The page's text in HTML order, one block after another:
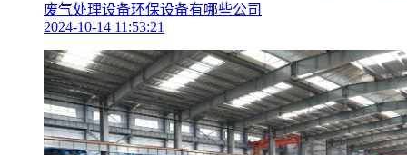
废气处理设备环保设备有哪些公司
2024-10-14 11:53:21